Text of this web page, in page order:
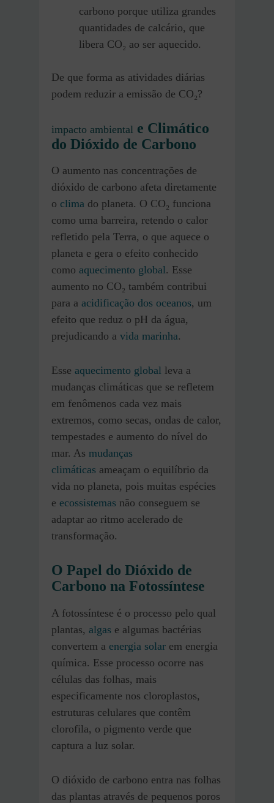
carbono porque utiliza grandes
quantidades de calcário, que
libera CO₂ ao ser aquecido.
De que forma as atividades diárias
podem reduzir a emissão de CO₂?
impacto ambiental e Climático
do Dióxido de Carbono
O aumento nas concentrações de
dióxido de carbono afeta diretamente
o clima do planeta. O CO₂ funciona
como uma barreira, retendo o calor
refletido pela Terra, o que aquece o
planeta e gera o efeito conhecido
como aquecimento global. Esse
aumento no CO₂ também contribui
para a acidificação dos oceanos, um
efeito que reduz o pH da água,
prejudicando a vida marinha.
Esse aquecimento global leva a
mudanças climáticas que se refletem
em fenômenos cada vez mais
extremos, como secas, ondas de calor,
tempestades e aumento do nível do
mar. As mudanças
climáticas ameaçam o equilíbrio da
vida no planeta, pois muitas espécies
e ecossistemas não conseguem se
adaptar ao ritmo acelerado de
transformação.
O Papel do Dióxido de
Carbono na Fotossíntese
A fotossíntese é o processo pelo qual
plantas, algas e algumas bactérias
convertem a energia solar em energia
química. Esse processo ocorre nas
células das folhas, mais
especificamente nos cloroplastos,
estruturas celulares que contêm
clorofila, o pigmento verde que
captura a luz solar.
O dióxido de carbono entra nas folhas
das plantas através de pequenos poros